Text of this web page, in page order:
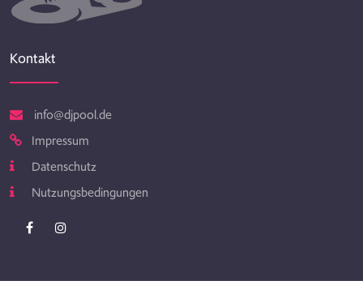
Kontakt
info@djpool.de
Impressum
Datenschutz
Nutzungsbedingungen